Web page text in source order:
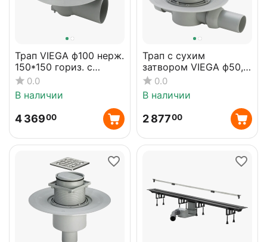
Трап VIEGA ф100 нерж.
150*150 гориз. с
0.0
В наличии
4 36900
Трап с сухим
затвором VIEGA ф50,
нерж., решетка
100*100, горизонт.
583217
0.0
В наличии
2 87700